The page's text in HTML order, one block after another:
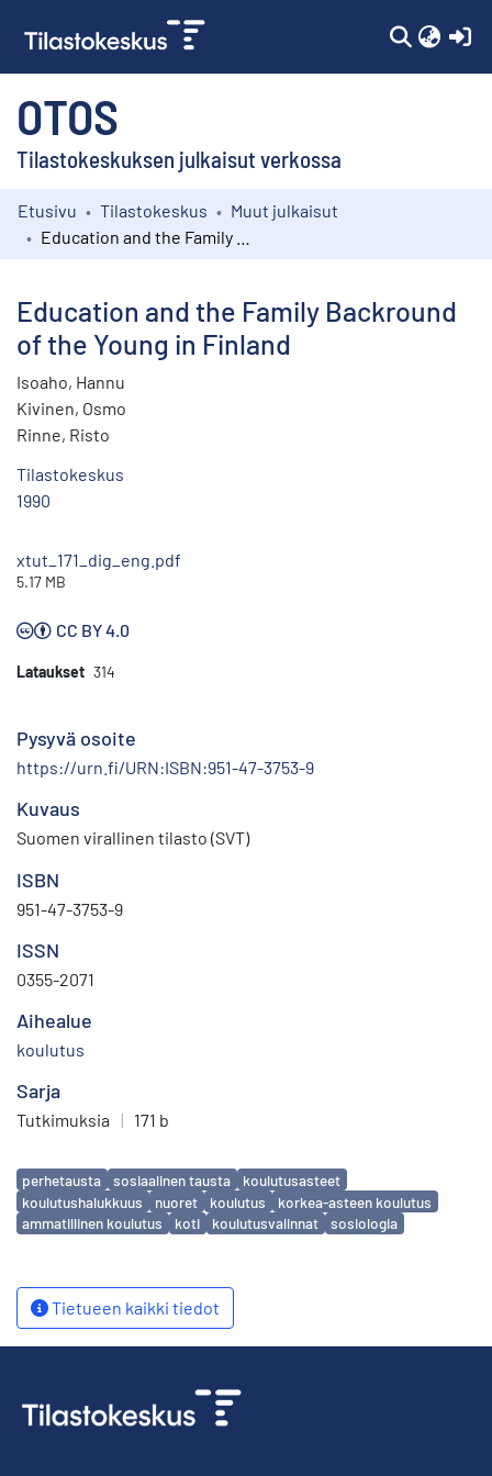
OTOS
Tilastokeskuksen julkaisut verkossa
Kokoelmat
Etusivu Tilastokeskus
Muut julkaisut
Education and the Family Backround
of the Young in Finland
Isoaho, Hannu
Kivinen, Osmo
Rinne, Risto
Tilastokeskus
1990
xtut_171_dig_eng.pdf
5.17 MB
CC BY 4.0
Lataukset 314
Pysyvä osoite
https://urn.fi/URN:ISBN:951-47-3753-9
Kuvaus
Suomen virallinen tilasto (SVT)
ISBN
951-47-3753-9
ISSN
0355-2071
Aihealue
koulutus
Sarja
Tutkimuksia | 171 b
Avainsanat
perhetausta sosiaalinen tausta
koulutusasteet
koulutushalukkuus
nuoret koulutus
korkea-asteen koulutus
ammatillinen koulutus
koti koulutusvalinnat sosiologia
Tietueen kaikki tiedot